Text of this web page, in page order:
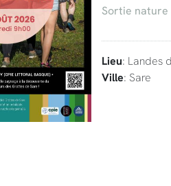
Sortie nature
Lieu: Landes
Ville: Sare